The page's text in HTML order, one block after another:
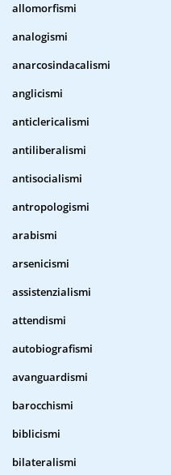
allomorfismi
analogismi
anarcosindacalismi
anglicismi
anticlericalismi
antiliberalismi
antisocialismi
antropologismi
arabismi
arsenicismi
assistenzialismi
attendismi
autobiografismi
avanguardismi
barocchismi
biblicismi
bilateralismi